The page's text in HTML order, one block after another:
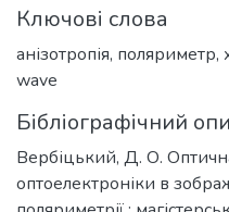
Ключові слова
анізотропія, поляриметр,
wave
Бібліографічний
Вербіцький, Д. О.
оптоелектроніки в